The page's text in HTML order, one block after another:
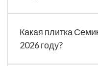
Какая плитка
2026 году?